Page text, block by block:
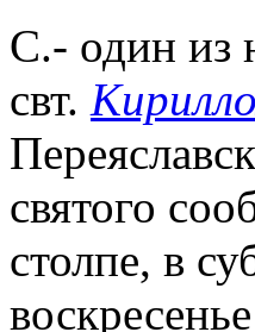
С.- один из
свт.
святого
столпе, в